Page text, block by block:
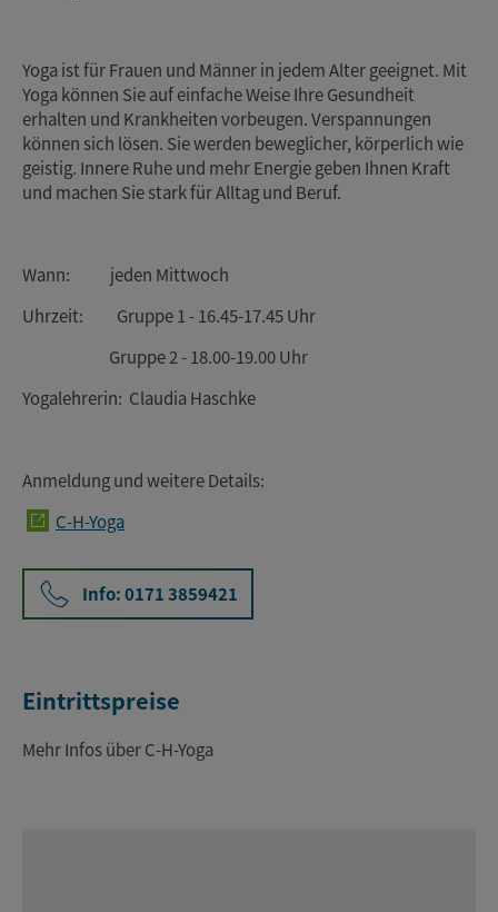
Yoga ist für Frauen und Männer in jedem Alter geeignet. Mit
Yoga können Sie auf einfache Weise Ihre Gesundheit
erhalten und Krankheiten vorbeugen. Verspannungen
können sich lösen. Sie werden beweglicher, körperlich wie
geistig. Innere Ruhe und mehr Energie geben Ihnen Kraft
und machen Sie stark für Alltag und Beruf.
Wann: jeden Mittwoch
Uhrzeit: Gruppe 1 - 16.45-17.45 Uhr
Gruppe 2 - 18.00-19.00 Uhr
Yogalehrerin: Claudia Haschke
Anmeldung und weitere Details:
C-H-Yoga
Info: 0171 3859421
Eintrittspreise
Mehr Infos über C-H-Yoga